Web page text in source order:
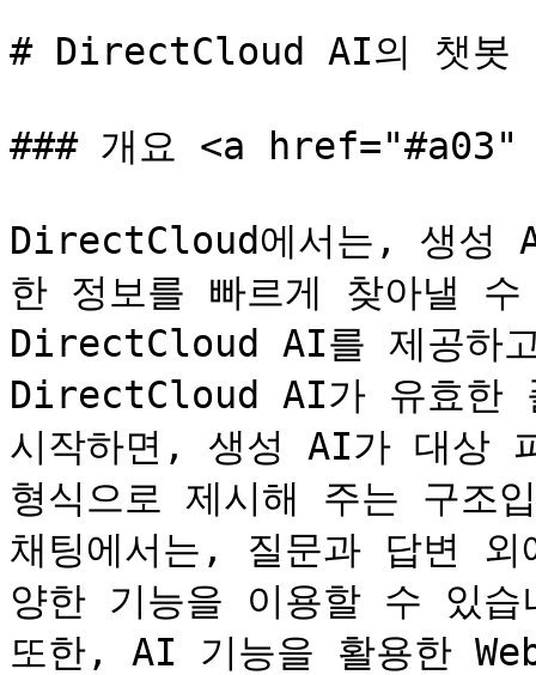
# DirectCloud AI의 챗봇
### 개요 <a
DirectCloud에서는, 생성
한 정보를 빠르게 찾아낼
DirectCloud AI를 제공하
DirectCloud AI가 유효한
시작하면, 생성 AI가 대상
형식으로 제시해 주는 구조
채팅에서는, 질문과 답변
양한 기능을 이용할 수 있
또한, AI 기능을 활용한